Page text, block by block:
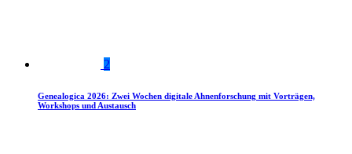
2
Genealogica 2026: Zwei Wochen digitale Ahnenforschung mit Vorträgen,
Workshops und Austausch